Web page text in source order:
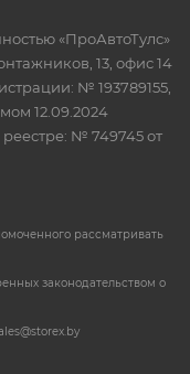
«ПроАвтоТулс»
13, офис 14
№ 193789155,
12.09.2024
№ 749745 от
рассматривать
законодательством о